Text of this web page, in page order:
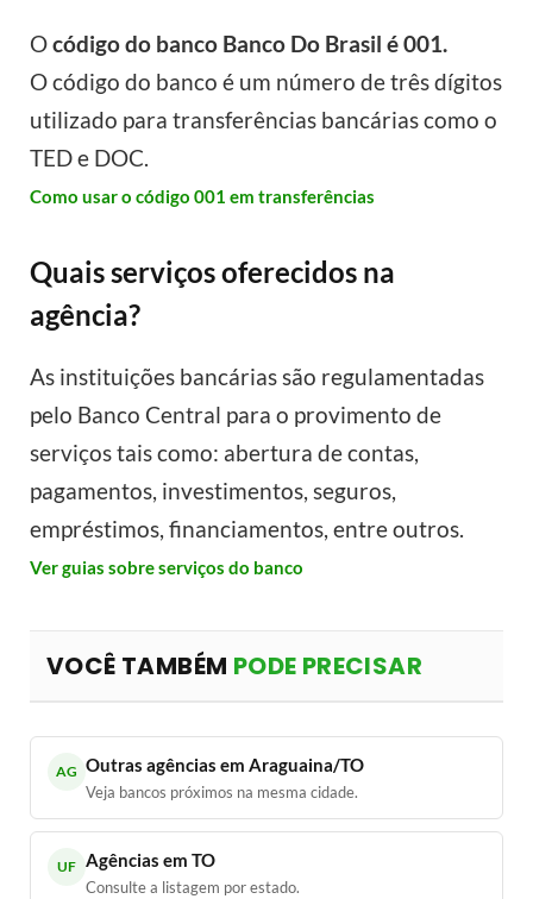
Ocódigo do banco Banco Do Brasil é 001.
O código do banco é um número de três dígitos
utilizado para transferências bancárias como o
TED e DOC.
Como usar o código 001 em transferências
Quais serviços oferecidos na
agência?
As instituições bancárias são regulamentadas
pelo Banco Central para o provimento de
serviços tais como: abertura de contas,
pagamentos, investimentos, seguros,
empréstimos, financiamentos, entre outros.
Ver guias sobre serviços do banco
VOCÊ TAMBÉM PODE PRECISAR
AG Outras agências em Araguaina/TO
Veja bancos próximos na mesma cidade.
UF Agências em TO
Consulte a listagem por estado.